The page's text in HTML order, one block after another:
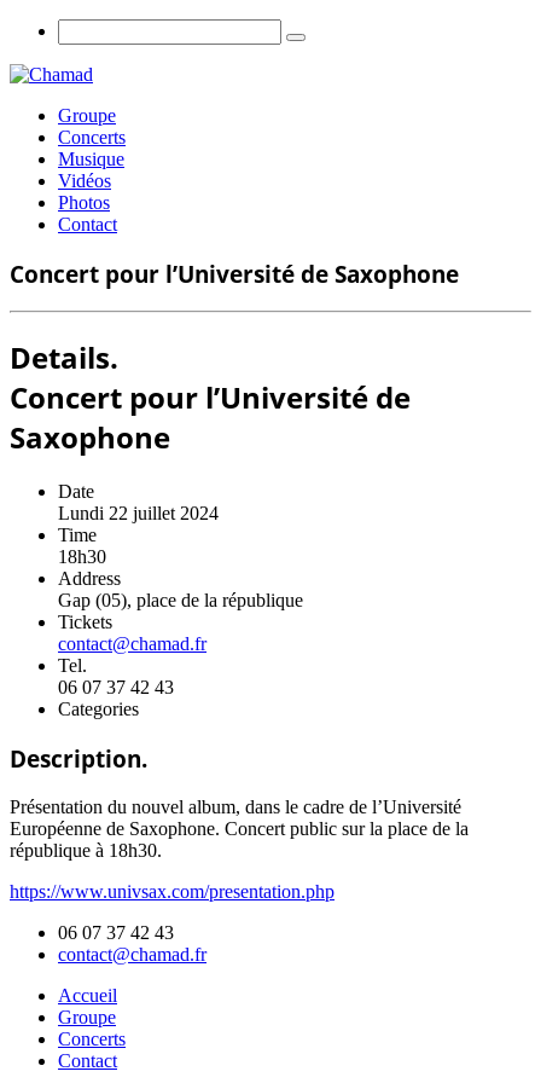
Groupe
Concerts
Musique
Vidéos
Photos
Contact
Concert pour l’Université de Saxophone
Details.
Concert pour l’Université de
Saxophone
Date
Lundi 22 juillet 2024
Time
18h30
Address
Gap (05), place de la république
Tickets
contact@chamad.fr
Tel.
06 07 37 42 43
Categories
Description.
Présentation du nouvel album, dans le cadre de l’Université
Européenne de Saxophone. Concert public sur la place de la
république à 18h30.
https://www.univsax.com/presentation.php
06 07 37 42 43
contact@chamad.fr
Accueil
Groupe
Concerts
Contact